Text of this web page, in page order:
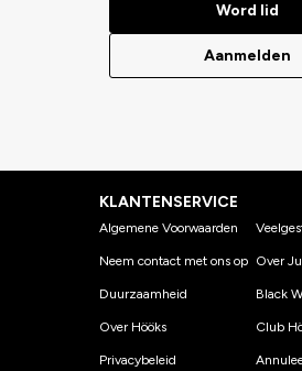
Word lid
Aanmelden
KLANTENSERVICE
Algemene Voorwaarden
Neem contact met ons op
Duurzaamheid
Over Hööks
Privacybeleid
Over
Black
Club